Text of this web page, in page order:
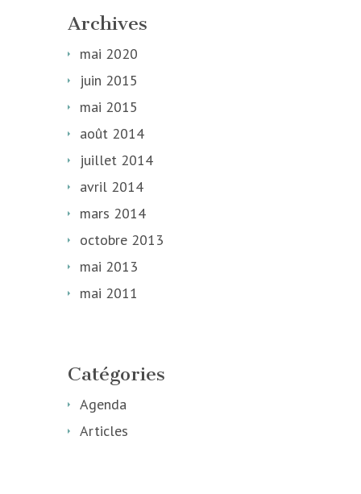
Archives
mai 2020
juin 2015
mai 2015
août 2014
juillet 2014
avril 2014
mars 2014
octobre 2013
mai 2013
mai 2011
Catégories
Agenda
Articles